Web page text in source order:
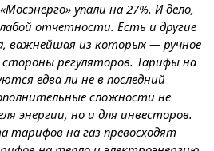
упали на 27%. И дело,
отчетности. Есть и другие
важнейшая из которых — ручное
стороны регуляторов. Тарифы на
едва ли не в последний
сложности не
энергии, но и для инвесторов.
тарифов на газ превосходят